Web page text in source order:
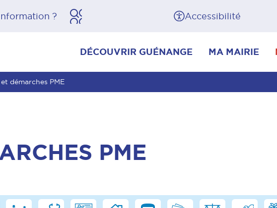
Recherche Pied de page Accessibilité
DÉCOUVRIR GUÉNANGE MA MAIRIE
démarches PME
PME